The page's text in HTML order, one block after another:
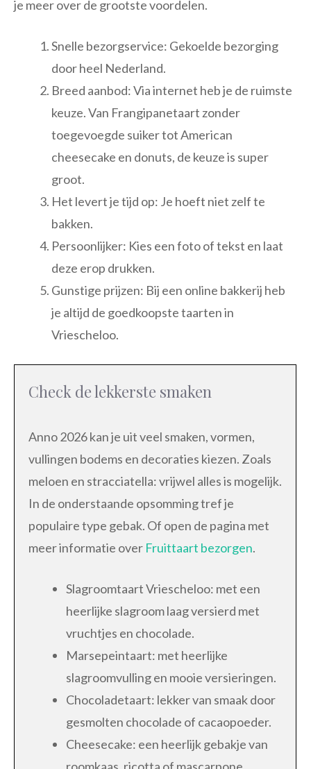
je meer over de grootste voordelen.
Snelle bezorgservice: Gekoelde bezorging
door heel Nederland.
Breed aanbod: Via internet heb je de ruimste
keuze. Van Frangipanetaart zonder
toegevoegde suiker tot American
cheesecake en donuts, de keuze is super
groot.
Het levert je tijd op: Je hoeft niet zelf te
bakken.
Persoonlijker: Kies een foto of tekst en laat
deze erop drukken.
Gunstige prijzen: Bij een online bakkerij heb
je altijd de goedkoopste taarten in
Vriescheloo.
Check de lekkerste smaken
Anno 2026 kan je uit veel smaken, vormen,
vullingen bodems en decoraties kiezen. Zoals
meloen en stracciatella: vrijwel alles is mogelijk.
In de onderstaande opsomming tref je
populaire type gebak. Of open de pagina met
meer informatie over Fruittaart bezorgen.
Slagroomtaart Vriescheloo: met een
heerlijke slagroom laag versierd met
vruchtjes en chocolade.
Marsepeintaart: met heerlijke
slagroomvulling en mooie versieringen.
Chocoladetaart: lekker van smaak door
gesmolten chocolade of cacaopoeder.
Cheesecake: een heerlijk gebakje van